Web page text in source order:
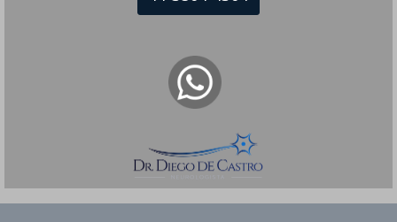
Tratamentos em Neurologia